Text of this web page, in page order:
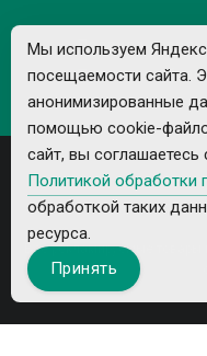
Правила
Политика
Все рекламируемые
Мы используем
посещаемости сайта.
анонимизированные
помощью cookie-
сайт, вы соглашаетесь
Политикой обработки
обработкой таких
ресурса.
Принять